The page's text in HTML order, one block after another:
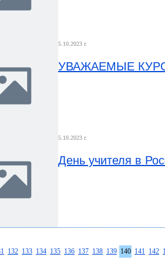
5.10.2023 г.
УВАЖАЕМЫЕ
5.10.2023 г.
День учителя в
132 133 134 135 136 137 138 139 140 141 142